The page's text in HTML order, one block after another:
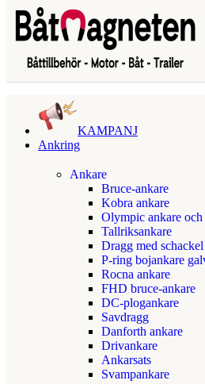
KAMPANJ
Ankring
Ankare
Bruce-ankare
Kobra ankare
Olympic ankare
Tallriksankare
Dragg med schackel
P-ring bojankare
Rocna ankare
FHD bruce-ankare
DC-plogankare
Savdragg
Danforth ankare
Drivankare
Ankarsats
Svampankare